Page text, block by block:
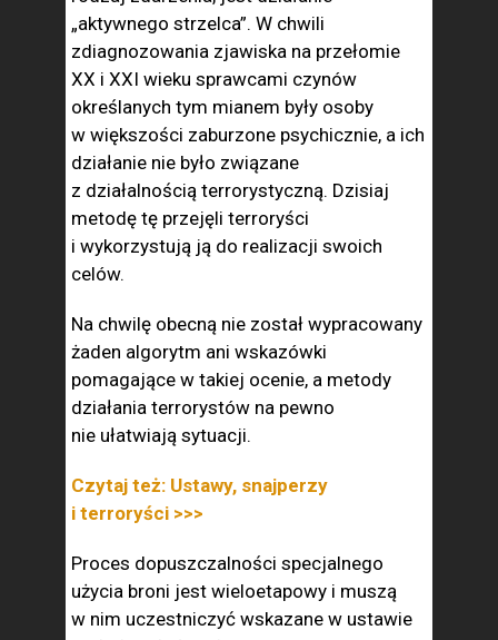
„aktywnego strzelca”. W chwili
zdiagnozowania zjawiska na przełomie
XX i XXI wieku sprawcami czynów
określanych tym mianem były osoby
w większości zaburzone psychicznie, a ich
działanie nie było związane
z działalnością terrorystyczną. Dzisiaj
metodę tę przejęli terroryści
i wykorzystują ją do realizacji swoich
celów.
Na chwilę obecną nie został wypracowany
żaden algorytm ani wskazówki
pomagające w takiej ocenie, a metody
działania terrorystów na pewno
nie ułatwiają sytuacji.
Czytaj też: Ustawy, snajperzy
i terroryści >>>
Proces dopuszczalności specjalnego
użycia broni jest wieloetapowy i muszą
w nim uczestniczyć wskazane w ustawie